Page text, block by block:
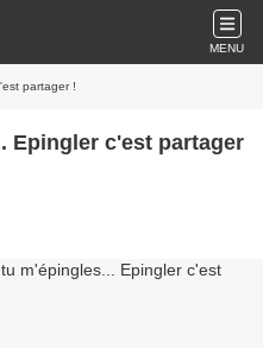
MENU
partager !
Epingler c'est partager